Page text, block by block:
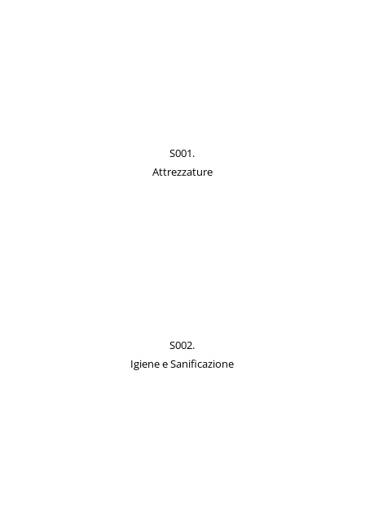
S001.
Attrezzature
S002.
Igiene e Sanificazione